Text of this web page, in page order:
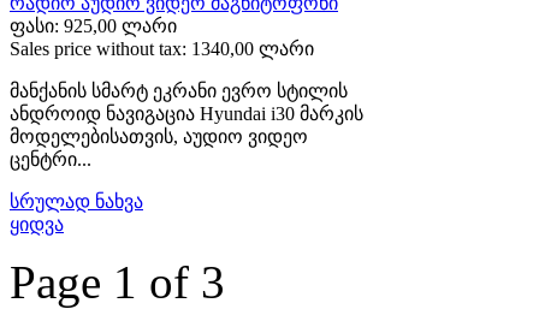
ფასი: 925,00 ლარი
Sales price without tax: 1340,00 ლარი
მანქანის სმარტ ეკრანი ევრო სტილის
ანდროიდ ნავიგაცია Hyundai i30 მარკის
მოდელებისათვის, აუდიო ვიდეო
ცენტრი...
სრულად ნახვა
ყიდვა
Page 1 of 3